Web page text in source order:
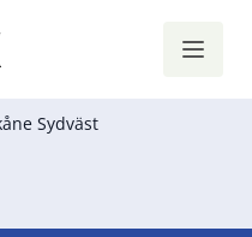
Sydväst